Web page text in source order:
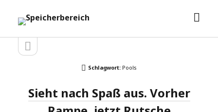
Speicherbereich
Seitenleiste
Seitenleiste
öffnen
Schlagwort: Pools
Sieht nach Spaß aus. Vorher